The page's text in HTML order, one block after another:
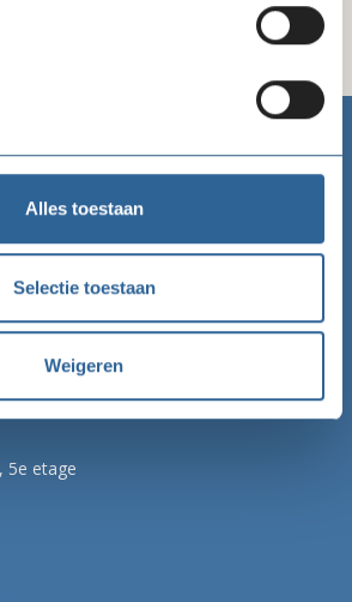
Alles toestaan
Selectie toestaan
Weigeren
5e etage